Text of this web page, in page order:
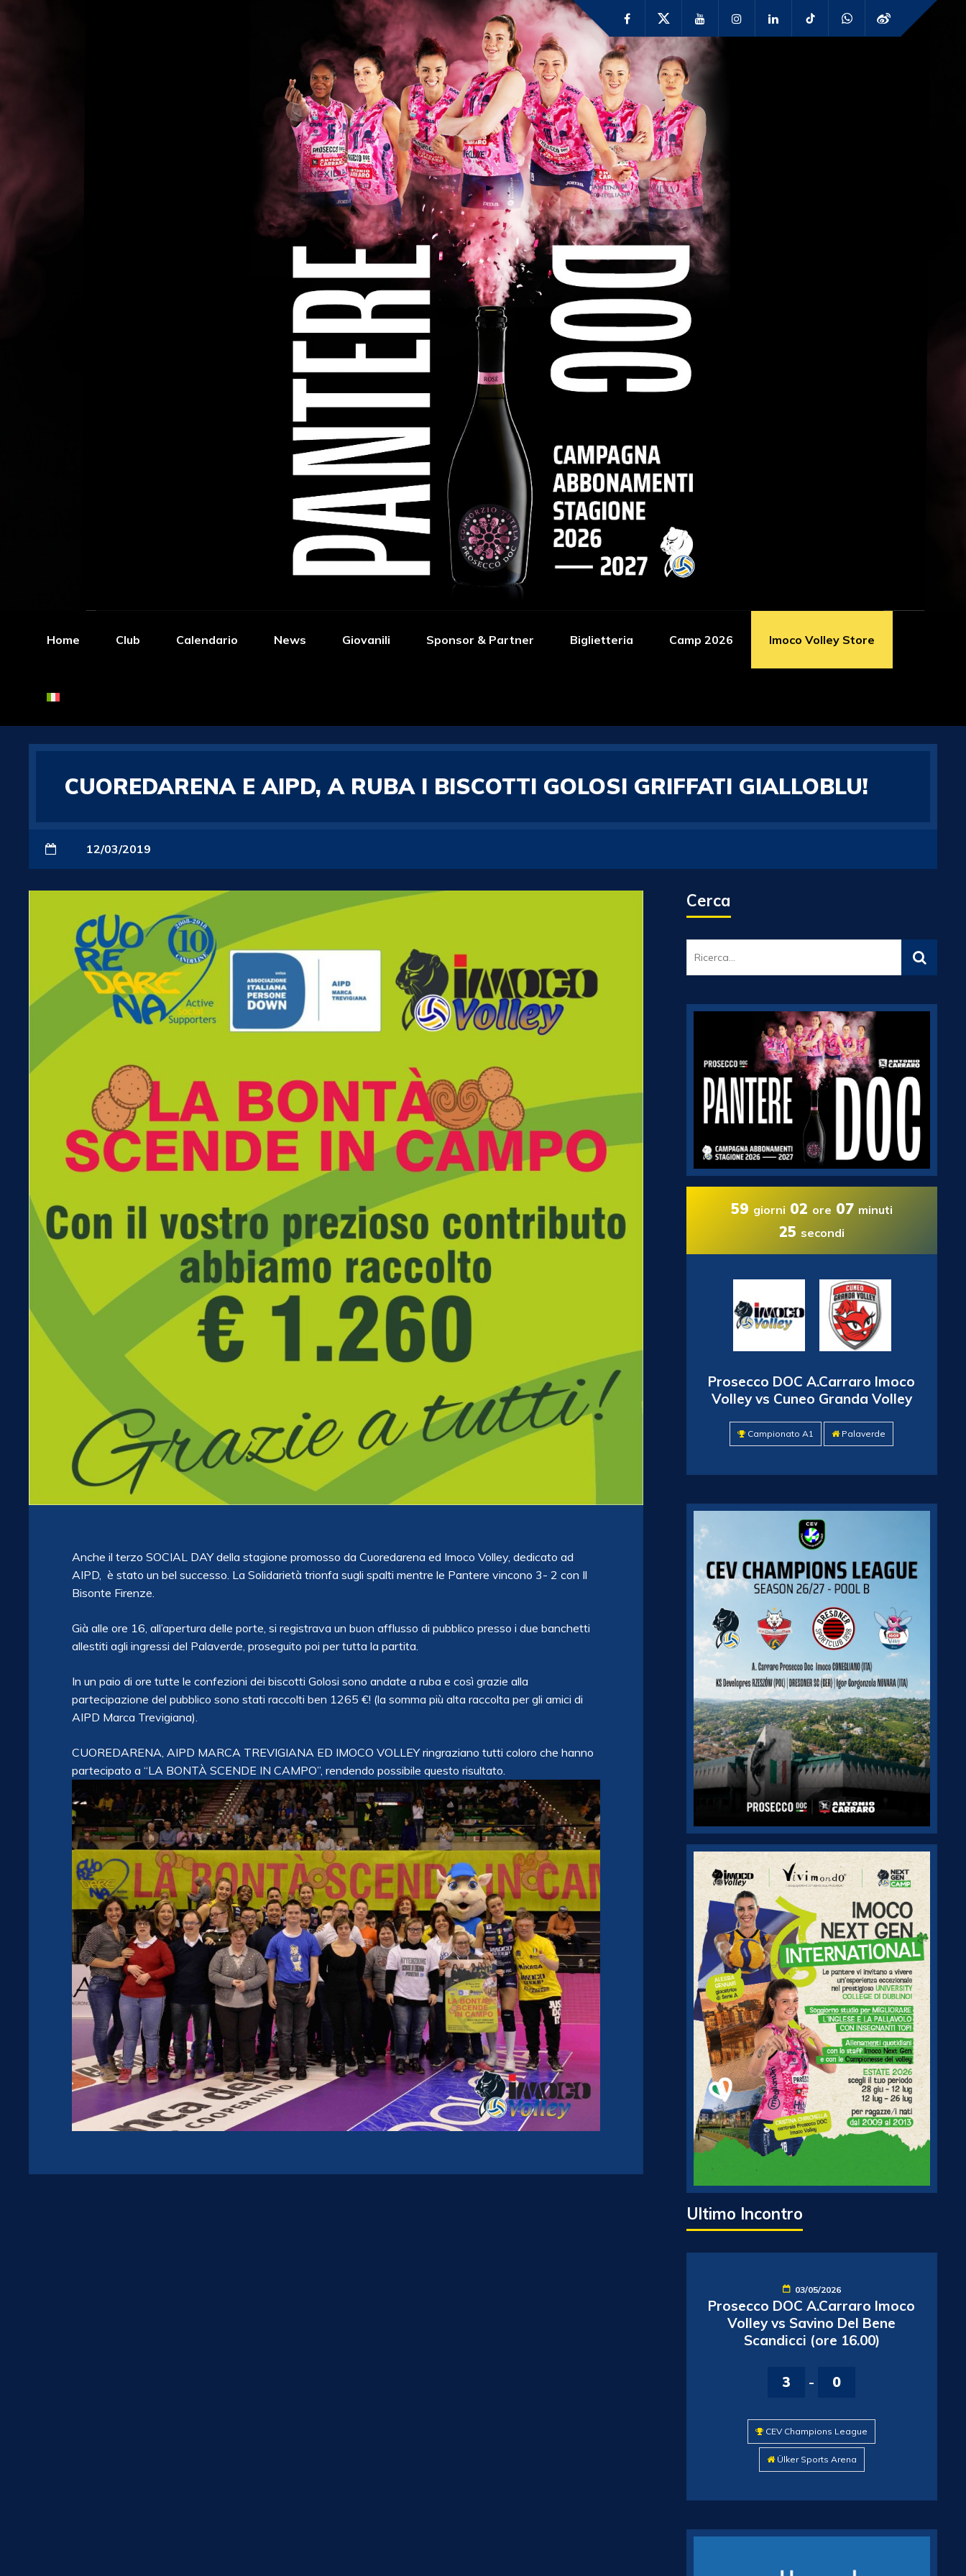
Home Club Calendario News Giovanili Sponsor & Partner Biglietteria Camp 2026 Imoco Volley Store
CUOREDARENA E AIPD, A RUBA I BISCOTTI GOLOSI GRIFFATI GIALLOBLU!
12/03/2019
Anche il terzo SOCIAL DAY della stagione promosso da Cuoredarena ed Imoco Volley, dedicato ad
AIPD, è stato un bel successo. La Solidarietà trionfa sugli spalti mentre le Pantere vincono 3- 2 con Il
Bisonte Firenze.
Già alle ore 16, all’apertura delle porte, si registrava un buon afflusso di pubblico presso i due banchetti
allestiti agli ingressi del Palaverde, proseguito poi per tutta la partita.
In un paio di ore tutte le confezioni dei biscotti Golosi sono andate a ruba e così grazie alla
partecipazione del pubblico sono stati raccolti ben 1265 €! (la somma più alta raccolta per gli amici di
AIPD Marca Trevigiana).
CUOREDARENA, AIPD MARCA TREVIGIANA ED IMOCO VOLLEY ringraziano tutti coloro che hanno
partecipato a “LA BONTÀ SCENDE IN CAMPO”, rendendo possibile questo risultato.
Cerca
59 giorni 02 ore 07 minuti
24 secondi
Prosecco DOC A.Carraro Imoco
Volley vs Cuneo Granda Volley
Campionato A1 Palaverde
Ultimo Incontro
03/05/2026
Prosecco DOC A.Carraro Imoco
Volley vs Savino Del Bene
Scandicci (ore 16.00)
3 - 0
CEV Champions League
Ülker Sports Arena